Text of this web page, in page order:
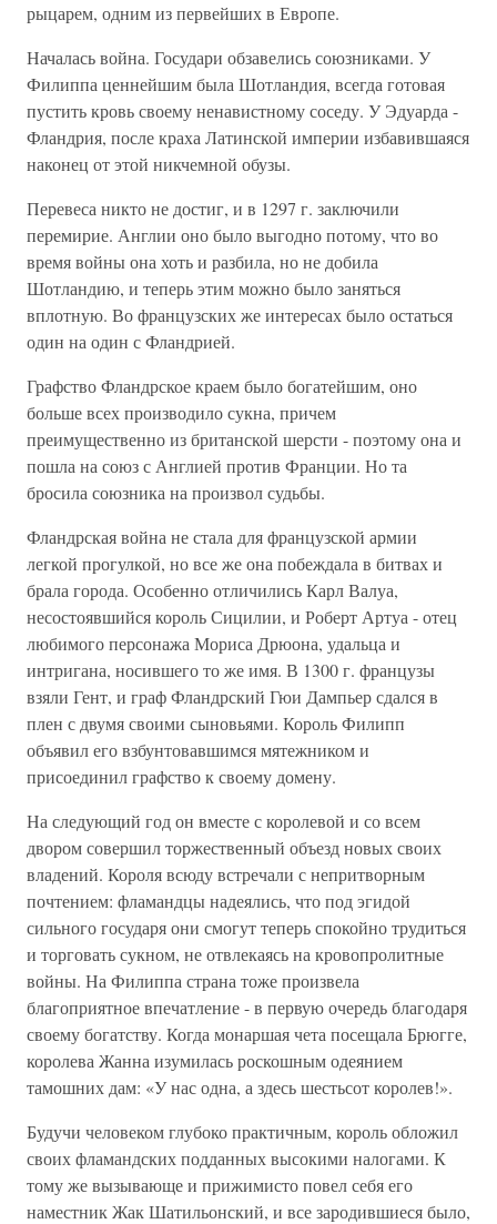
рыцарем, одним из первейших в Европе.
Началась война. Государи обзавелись союзниками. У
Филиппа ценнейшим была Шотландия, всегда готовая
пустить кровь своему ненавистному соседу. У Эдуарда -
Фландрия, после краха Латинской империи избавившаяся
наконец от этой никчемной обузы.
Перевеса никто не достиг, и в 1297 г. заключили
перемирие. Англии оно было выгодно потому, что во
время войны она хоть и разбила, но не добила
Шотландию, и теперь этим можно было заняться
вплотную. Во французских же интересах было остаться
один на один с Фландрией.
Графство Фландрское краем было богатейшим, оно
больше всех производило сукна, причем
преимущественно из британской шерсти - поэтому она и
пошла на союз с Англией против Франции. Но та
бросила союзника на произвол судьбы.
Фландрская война не стала для французской армии
легкой прогулкой, но все же она побеждала в битвах и
брала города. Особенно отличились Карл Валуа,
несостоявшийся король Сицилии, и Роберт Артуа - отец
любимого персонажа Мориса Дрюона, удальца и
интригана, носившего то же имя. В 1300 г. французы
взяли Гент, и граф Фландрский Гюи Дампьер сдался в
плен с двумя своими сыновьями. Король Филипп
объявил его взбунтовавшимся мятежником и
присоединил графство к своему домену.
На следующий год он вместе с королевой и со всем
двором совершил торжественный объезд новых своих
владений. Короля всюду встречали с непритворным
почтением: фламандцы надеялись, что под эгидой
сильного государя они смогут теперь спокойно трудиться
и торговать сукном, не отвлекаясь на кровопролитные
войны. На Филиппа страна тоже произвела
благоприятное впечатление - в первую очередь благодаря
своему богатству. Когда монаршая чета посещала Брюгге,
королева Жанна изумилась роскошным одеянием
тамошних дам: «У нас одна, а здесь шестьсот королев!».
Будучи человеком глубоко практичным, король обложил
своих фламандских подданных высокими налогами. К
тому же вызывающе и прижимисто повел себя его
наместник Жак Шатильонский, и все зародившиеся было,